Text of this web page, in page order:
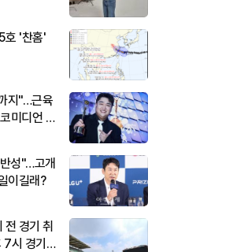
호 '찬홈'
지"…근육
미디언 김
성"…고개
이길래?
경기 취
시 경기